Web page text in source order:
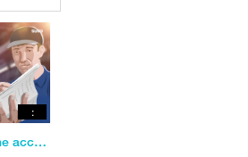
:
Regola 1: pianificazione accurata dei lavori.